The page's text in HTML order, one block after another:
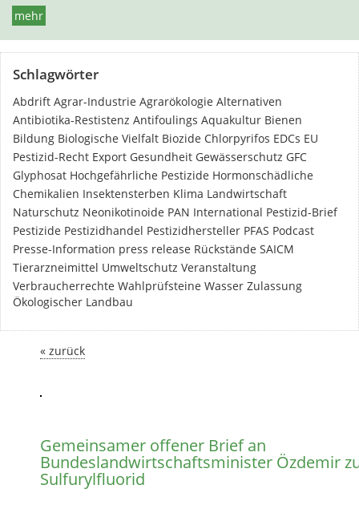
mehr
Schlagwörter
Abdrift Agrar-Industrie Agrarökologie Alternativen
Antibiotika-Restistenz Antifoulings Aquakultur Bienen
Bildung Biologische Vielfalt Biozide Chlorpyrifos EDCs EU
Pestizid-Recht Export Gesundheit Gewässerschutz GFC
Glyphosat Hochgefährliche Pestizide Hormonschädliche
Chemikalien Insektensterben Klima Landwirtschaft
Naturschutz Neonikotinoide PAN International Pestizid-Brief
Pestizide Pestizidhandel Pestizidhersteller PFAS Podcast
Presse-Information press release Rückstände SAICM
Tierarzneimittel Umweltschutz Veranstaltung
Verbraucherrechte Wahlprüfsteine Wasser Zulassung
Ökologischer Landbau
« zurück
Gemeinsamer offener Brief an
Bundeslandwirtschaftsminister Özdemir
Sulfurylfluorid